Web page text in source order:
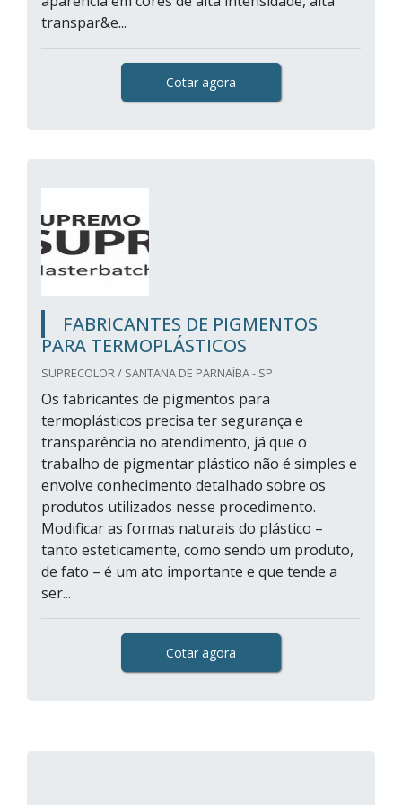
transpar&e...
Cotar agora
FABRICANTES DE PIGMENTOS
PARA TERMOPLÁSTICOS
SUPRECOLOR / SANTANA DE PARNAÍBA - SP
Os fabricantes de pigmentos para
termoplásticos precisa ter segurança e
transparência no atendimento, já que o
trabalho de pigmentar plástico não é simples e
envolve conhecimento detalhado sobre os
produtos utilizados nesse procedimento.
Modificar as formas naturais do plástico –
tanto esteticamente, como sendo um produto,
de fato – é um ato importante e que tende a
ser...
Cotar agora